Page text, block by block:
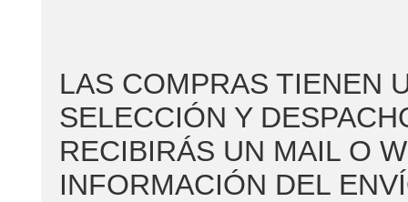
LAS COMPRAS TIENEN
SELECCIÓN Y
RECIBIRÁS UN MAIL O
INFORMACIÓN DEL